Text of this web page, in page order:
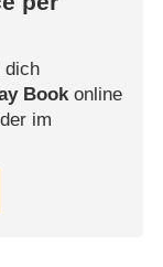
dich
Bookonline
im